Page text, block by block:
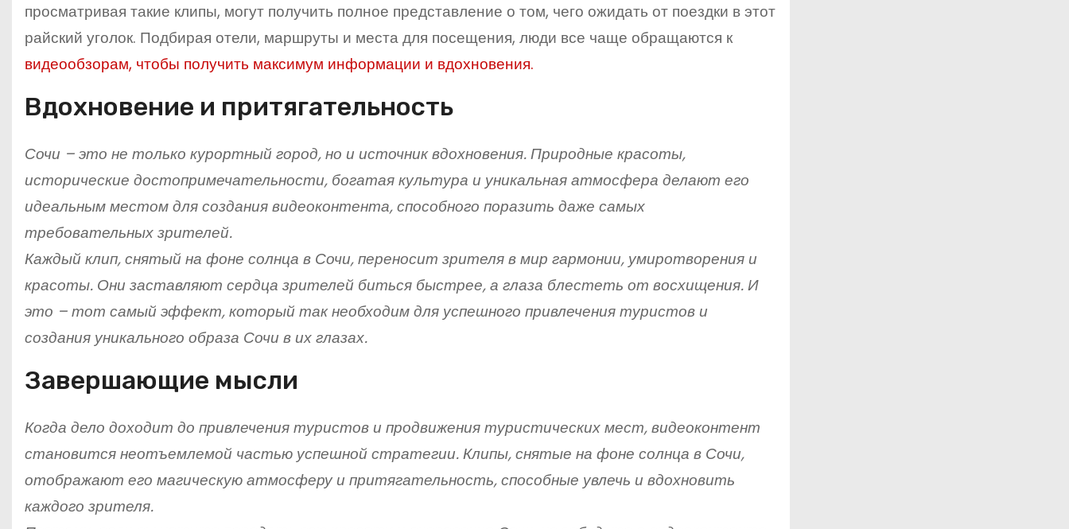
просматривая такие клипы, могут получить полное представление о том, чего ожидать от поездки в этот
райский уголок. Подбирая отели, маршруты и места для посещения, люди все чаще обращаются к
видеообзорам, чтобы получить максимум информации и вдохновения.
Вдохновение и притягательность
Сочи – это не только курортный город, но и источник вдохновения. Природные красоты,
исторические достопримечательности, богатая культура и уникальная атмосфера делают его
идеальным местом для создания видеоконтента, способного поразить даже самых
требовательных зрителей.
Каждый клип, снятый на фоне солнца в Сочи, переносит зрителя в мир гармонии, умиротворения и
красоты. Они заставляют сердца зрителей биться быстрее, а глаза блестеть от восхищения. И
это – тот самый эффект, который так необходим для успешного привлечения туристов и
создания уникального образа Сочи в их глазах.
Завершающие мысли
Когда дело доходит до привлечения туристов и продвижения туристических мест, видеоконтент
становится неотъемлемой частью успешной стратегии. Клипы, снятые на фоне солнца в Сочи,
отображают его магическую атмосферу и притягательность, способные увлечь и вдохновить
каждого зрителя.